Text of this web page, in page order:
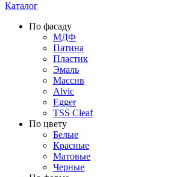
Каталог
По фасаду
МДФ
Патина
Пластик
Эмаль
Массив
Alvic
Egger
TSS Cleaf
По цвету
Белые
Красные
Матовые
Черные